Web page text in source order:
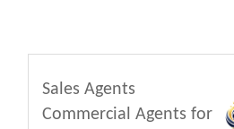
Sales Agents
Commercial Agents for